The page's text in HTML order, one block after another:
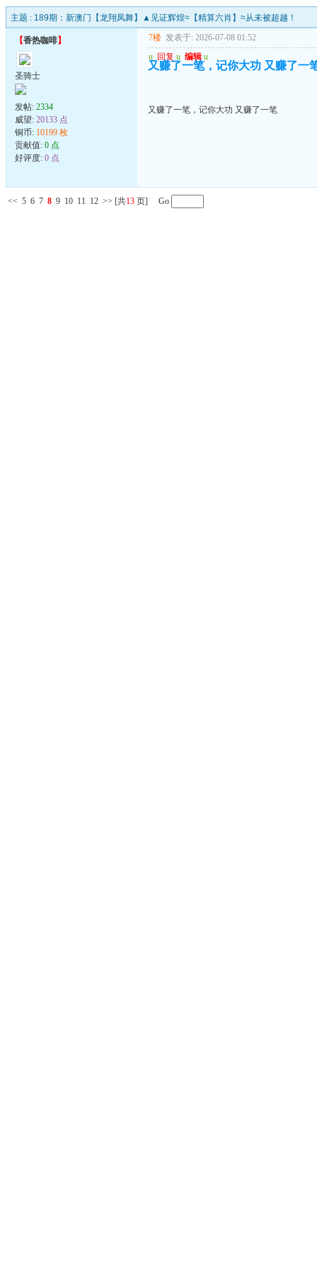
主题 : 189期：新澳门【龙翔凤舞】▲见证辉煌≈【精算六肖】≈从未被超越！
【香热咖啡】
圣骑士
发帖: 2334
威望: 20133 点
铜币: 10199 枚
贡献值: 0 点
好评度: 0 点
7楼 发表于: 2026-07-08 01:52
u 回复 u 编辑 u
又赚了一笔，记你大功 又赚了一
又赚了一笔，记你大功 又赚了一笔
<< 5 6 7 8 9 10 11 12 >> [共13 页] Go